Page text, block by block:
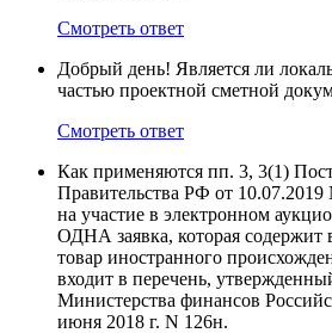
Смотреть ответ
Добрый день! Является ли
частью проектной сметной
Смотреть ответ
Как применяются пп. 3, 3(1)
Правительства РФ от 10.07.2019
на участие в электронном
ОДНА заявка, которая содержит
товар иностранного
входит в перечень,
Министерства финансов
июня 2018 г. N 126н.